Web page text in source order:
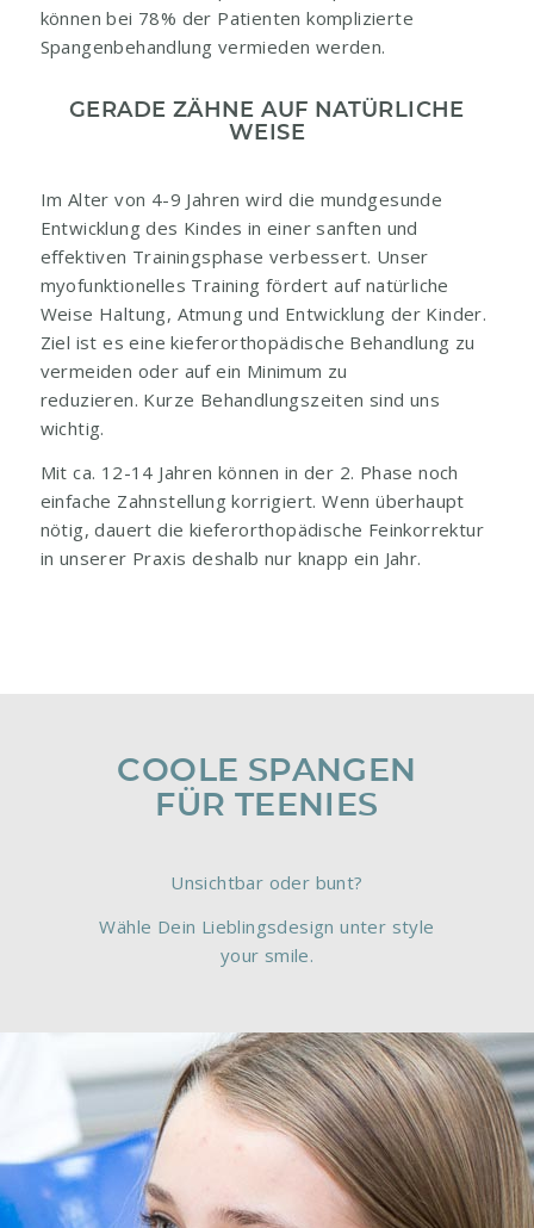
können bei 78% der Patienten komplizierte
Spangenbehandlung vermieden werden.
GERADE ZÄHNE AUF NATÜRLICHE
WEISE
Im Alter von 4-9 Jahren wird die mundgesunde
Entwicklung des Kindes in einer sanften und
effektiven Trainingsphase verbessert. Unser
myofunktionelles Training fördert auf natürliche
Weise Haltung, Atmung und Entwicklung der Kinder.
Ziel ist es eine kieferorthopädische Behandlung zu
vermeiden oder auf ein Minimum zu
reduzieren. Kurze Behandlungszeiten sind uns
wichtig.
Mit ca. 12-14 Jahren können in der 2. Phase noch
einfache Zahnstellung korrigiert. Wenn überhaupt
nötig, dauert die kieferorthopädische Feinkorrektur
in unserer Praxis deshalb nur knapp ein Jahr.
COOLE SPANGEN
FÜR TEENIES
Unsichtbar oder bunt?
Wähle Dein Lieblingsdesign unter style
your smile.